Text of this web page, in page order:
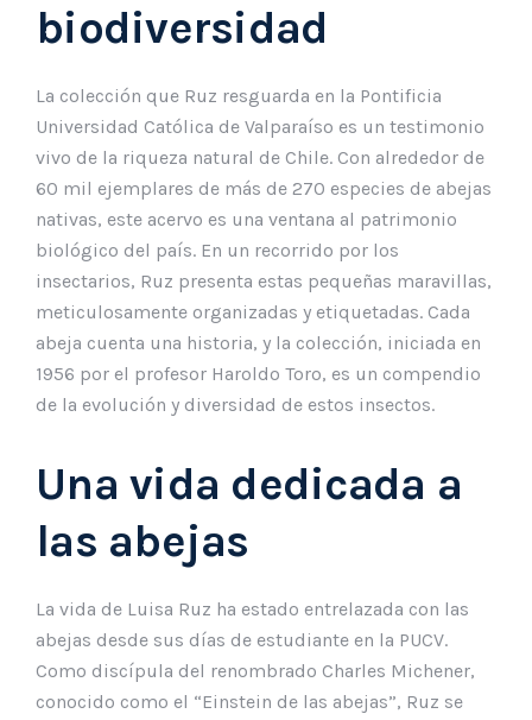
biodiversidad
La colección que Ruz resguarda en la Pontificia
Universidad Católica de Valparaíso es un testimonio
vivo de la riqueza natural de Chile. Con alrededor de
60 mil ejemplares de más de 270 especies de abejas
nativas, este acervo es una ventana al patrimonio
biológico del país. En un recorrido por los
insectarios, Ruz presenta estas pequeñas maravillas,
meticulosamente organizadas y etiquetadas. Cada
abeja cuenta una historia, y la colección, iniciada en
1956 por el profesor Haroldo Toro, es un compendio
de la evolución y diversidad de estos insectos.
Una vida dedicada a
las abejas
La vida de Luisa Ruz ha estado entrelazada con las
abejas desde sus días de estudiante en la PUCV.
Como discípula del renombrado Charles Michener,
conocido como el “Einstein de las abejas”, Ruz se